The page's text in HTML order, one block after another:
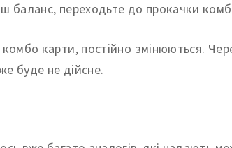
баланс, переходьте до прокачки
карти, постійно змінюються.
буде не дійсне.